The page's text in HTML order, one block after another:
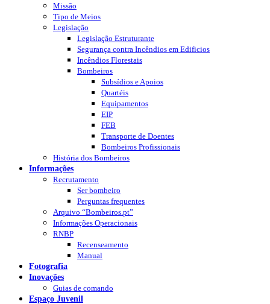
Missão
Tipo de Meios
Legislação
Legislação Estruturante
Segurança contra Incêndios em Edificios
Incêndios Florestais
Bombeiros
Subsídios e Apoios
Quartéis
Equipamentos
EIP
FEB
Transporte de Doentes
Bombeiros Profissionais
História dos Bombeiros
Informações
Recrutamento
Ser bombeiro
Perguntas frequentes
Arquivo “Bombeiros.pt”
Informações Operacionais
RNBP
Recenseamento
Manual
Fotografia
Inovações
Guias de comando
Espaço Juvenil